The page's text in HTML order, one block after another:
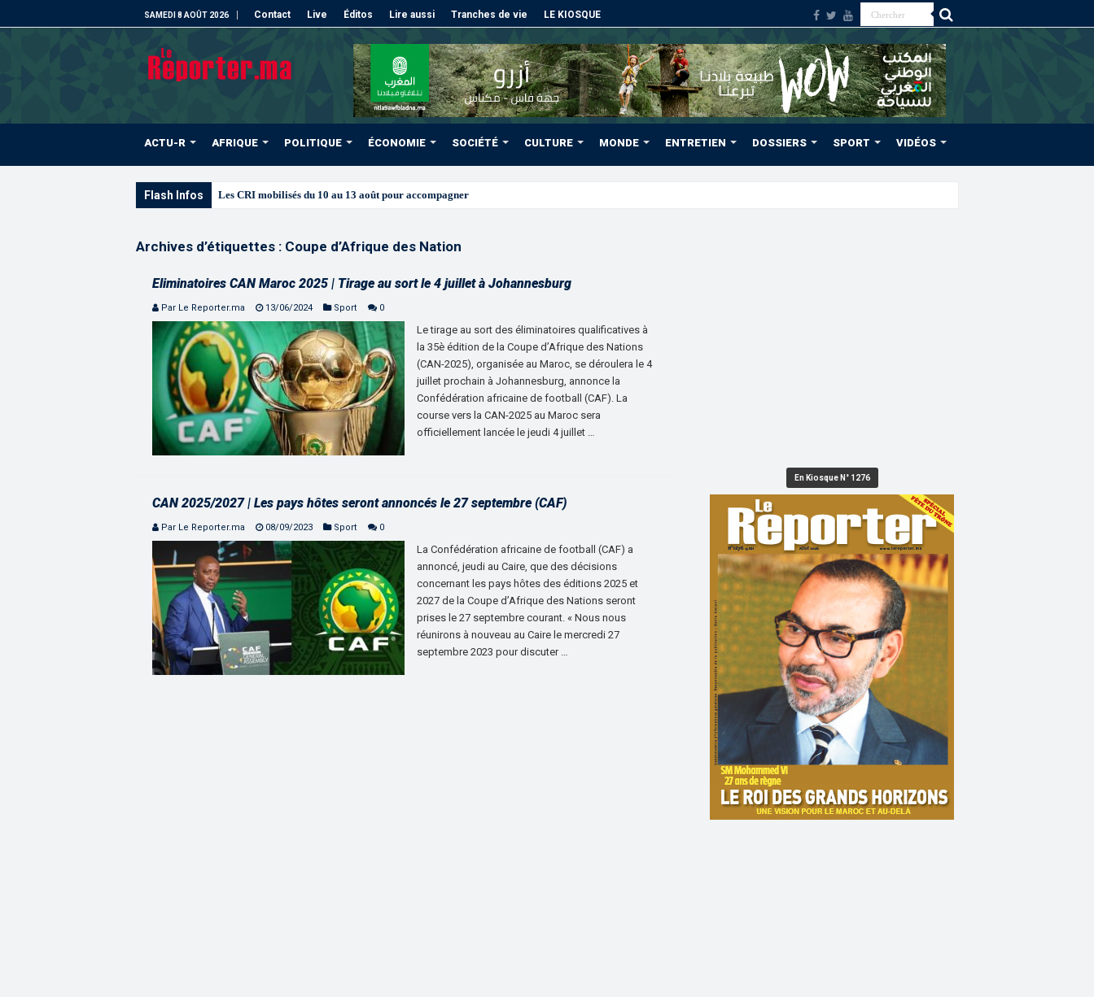
SAMEDI 8 AOÛT 2026 Contact Live Éditos Lire aussi Tranches de vie LE KIOSQUE
ACTU-R AFRIQUE POLITIQUE ÉCONOMIE SOCIÉTÉ CULTURE MONDE ENTRETIEN DOSSIERS SPORT VIDÉOS
Flash Infos Les CRI mobilisés du 10 au 13 août pour accompagner les projets des Marocains du Mon
Archives d’étiquettes : Coupe d’Afrique des Nation
Eliminatoires CAN Maroc 2025 | Tirage au sort le 4 juillet à Johannesburg
Par Le Reporter.ma 13/06/2024 Sport 0
Le tirage au sort des éliminatoires qualificatives à
la 35è édition de la Coupe d’Afrique des Nations
(CAN-2025), organisée au Maroc, se déroulera le 4
juillet prochain à Johannesburg, annonce la
Confédération africaine de football (CAF). La
course vers la CAN-2025 au Maroc sera
officiellement lancée le jeudi 4 juillet …
CAN 2025/2027 | Les pays hôtes seront annoncés le 27 septembre (CAF)
Par Le Reporter.ma 08/09/2023 Sport 0
La Confédération africaine de football (CAF) a
annoncé, jeudi au Caire, que des décisions
concernant les pays hôtes des éditions 2025 et
2027 de la Coupe d’Afrique des Nations seront
prises le 27 septembre courant. « Nous nous
réunirons à nouveau au Caire le mercredi 27
septembre 2023 pour discuter …
En Kiosque N° 1276